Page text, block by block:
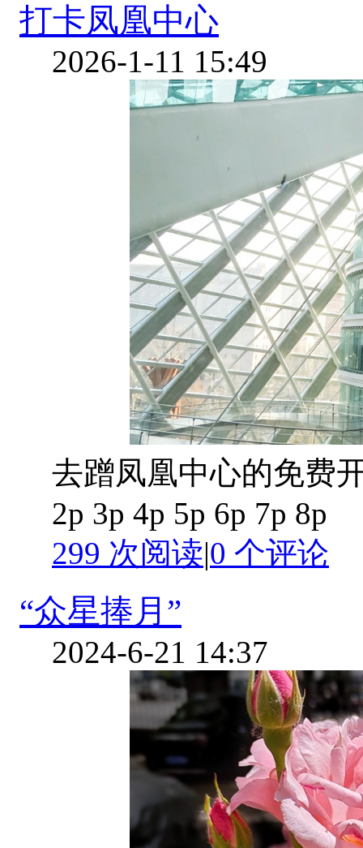
打卡凤凰中心
2026-1-11 15:49
去蹭凤凰中心的免费
2p 3p 4p 5p 6p 7p 8p
299 次阅读|0 个评论
“众星捧月”
2024-6-21 14:37